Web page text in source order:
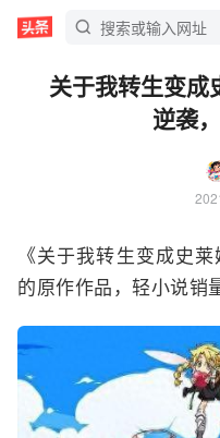
关于我转生变成
逆袭
《关于我转生变成史
的原作作品，轻小说销